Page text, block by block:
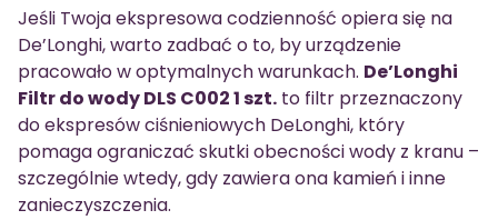
Jeśli Twoja ekspresowa codzienność opiera się na
De’Longhi, warto zadbać o to, by urządzenie
pracowało w optymalnych warunkach. De’Longhi
Filtr do wody DLS C002 1 szt. to filtr przeznaczony
do ekspresów ciśnieniowych DeLonghi, który
pomaga ograniczać skutki obecności wody z kranu –
szczególnie wtedy, gdy zawiera ona kamień i inne
zanieczyszczenia.